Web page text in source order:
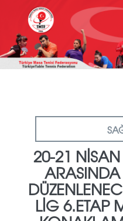
20-21 NISAN
LIG 6.ETAP